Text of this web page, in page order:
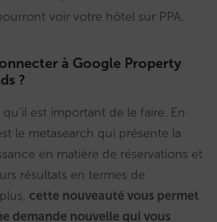
voir votre hôtel sur PPA.
à Google Property
?
est important de le faire. En
le metasearch qui présente la
en matière de réservations et
résultats en termes de
cette nouveauté vous permet
demande nouvelle qui vous